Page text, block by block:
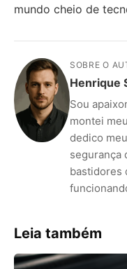
mundo cheio de
SOBRE O
Henrique
Sou
montei
dedico
segurança
bastidores
Leia também